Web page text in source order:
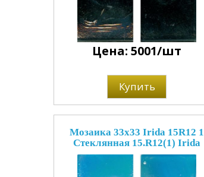
Цена: 5001/шт
Купить
Мозаика 33x33 Irida 15R12 1
Стеклянная 15.R12(1) Irida